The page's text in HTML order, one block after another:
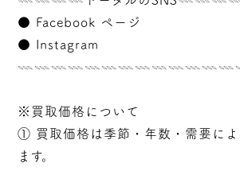
● Facebook ページ
●
Instagram
※買取価格について
① 買取価格は季節・年数・需要によ
ます。